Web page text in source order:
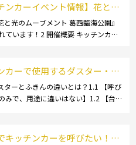
ンカーイベント情報】花と光
メント 葛西臨海公園が開催さ
す！
と光のムーブメント 葛西臨海公園』
ています！2 開催概要 キッチンカー
トが催されています。 開業前にキ
カーで使用するダスター・ふ
び方とは？おすすめ商品3選
ターとふきんの違いとは？1.1 【呼び
みで、用途に違いはない】1.2 【台
綿】2.2 【マイクロ […]
キッチンカーを呼びたい！派